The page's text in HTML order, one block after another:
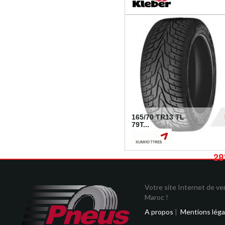
165/70 TR13 TL
79T...
Votre site Internet de
Maroc !
A propos | Mentions